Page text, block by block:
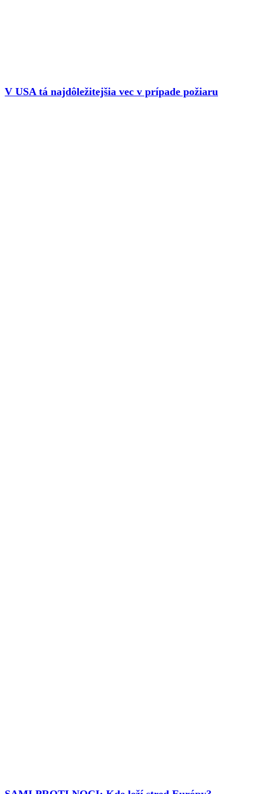
V USA tá najdôležitejšia vec v prípade požiaru